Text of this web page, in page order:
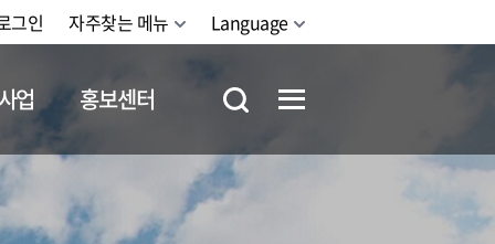
그인 자주찾는 메뉴 Language
업 홍보센터